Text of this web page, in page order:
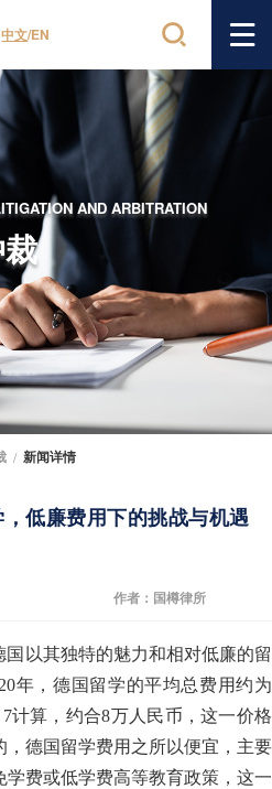
中文/EN
AND ARBITRATION
/ 新闻详情
，低廉费用下的挑战与机遇
作者：国樽律所
以其独特的魅力和相对低廉的留
年，德国留学的平均总费用约为
计算，约合8万人民币，这一价格
德国留学费用之所以便宜，主要
费或低学费高等教育政策，这一